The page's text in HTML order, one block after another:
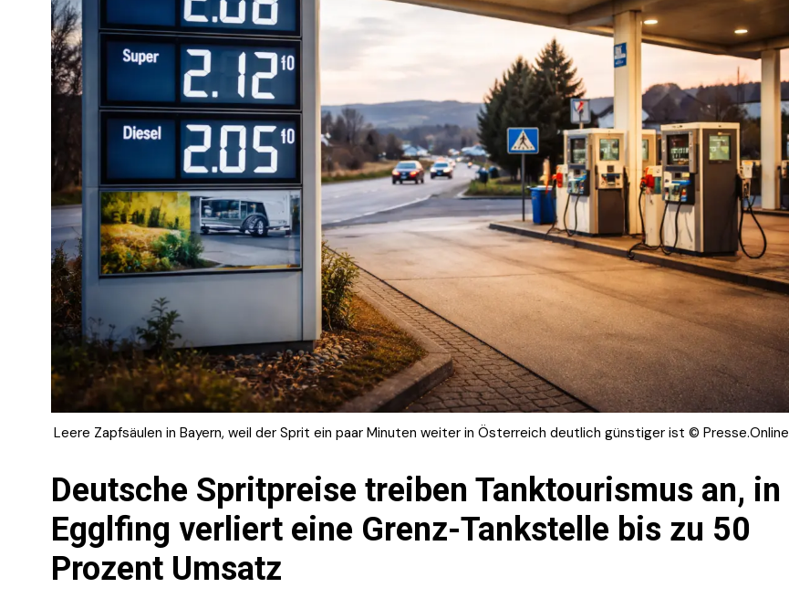
Leere Zapfsäulen in Bayern, weil der Sprit ein paar Minuten weiter in Österreich deutlich günstiger ist © Presse.Online
Deutsche Spritpreise treiben Tanktourismus an, in
Egglfing verliert eine Grenz-Tankstelle bis zu 50
Prozent Umsatz